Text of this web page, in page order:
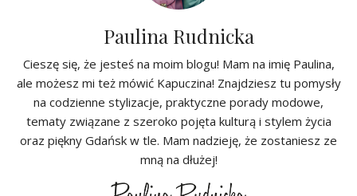
Paulina Rudnicka
Cieszę się, że jesteś na moim blogu! Mam na imię Paulina,
ale możesz mi też mówić Kapuczina! Znajdziesz tu pomysły
na codzienne stylizacje, praktyczne porady modowe,
tematy związane z szeroko pojęta kulturą i stylem życia
oraz piękny Gdańsk w tle. Mam nadzieję, że zostaniesz ze
mną na dłużej!